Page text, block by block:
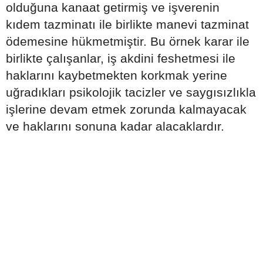
olduğuna kanaat getirmiş ve işverenin
kıdem tazminatı ile birlikte manevi tazminat
ödemesine hükmetmiştir. Bu örnek karar ile
birlikte çalışanlar, iş akdini feshetmesi ile
haklarını kaybetmekten korkmak yerine
uğradıkları psikolojik tacizler ve saygısızlıkla
işlerine devam etmek zorunda kalmayacak
ve haklarını sonuna kadar alacaklardır.